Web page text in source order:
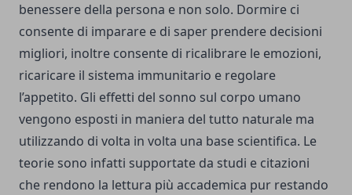
benessere della persona e non solo. Dormire ci
consente di imparare e di saper prendere decisioni
migliori, inoltre consente di ricalibrare le emozioni,
ricaricare il sistema immunitario e regolare
l’appetito. Gli effetti del sonno sul corpo umano
vengono esposti in maniera del tutto naturale ma
utilizzando di volta in volta una base scientifica. Le
teorie sono infatti supportate da studi e citazioni
che rendono la lettura più accademica pur restando